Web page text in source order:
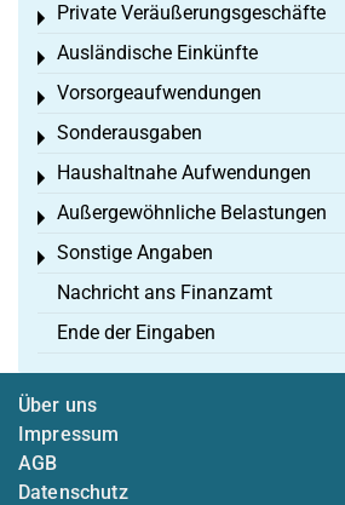
Private Veräußerungsgeschäfte
Toggle menu
Ausländische Einkünfte
Toggle menu
Vorsorgeaufwendungen
Toggle menu
Sonderausgaben
Toggle menu
Haushaltnahe Aufwendungen
Toggle menu
Außergewöhnliche Belastungen
Toggle menu
Sonstige Angaben
Toggle menu
Nachricht ans Finanzamt
Ende der Eingaben
Über uns
Impressum
AGB
Datenschutz